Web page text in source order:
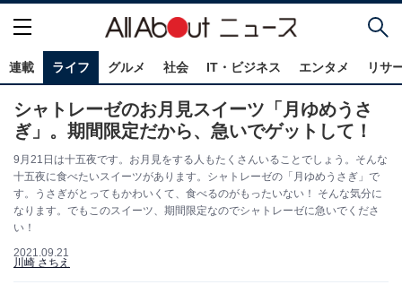
連載 ライフ グルメ 社会 IT・ビジネス エンタメ リサ
シャトレーゼのお月見スイーツ「月ゆめうさ
ぎ」。期間限定だから、急いでゲットして！
9月21日は十五夜です。お月見をする人もたくさんいることでしょう。そんな
十五夜に食べたいスイーツがあります。シャトレーゼの「月ゆめうさぎ」で
す。うさぎがとってもかわいくて、食べるのがもったいない！ そんな気分に
なります。でもこのスイーツ、期間限定なのでシャトレーゼに急いでくださ
い！
2021.09.21
川崎 さちえ